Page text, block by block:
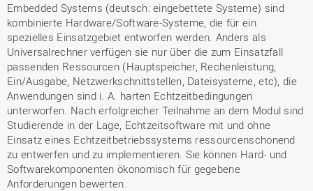
Embedded Systems (deutsch: eingebettete Systeme) sind
kombinierte Hardware/Software-Systeme, die für ein
spezielles Einsatzgebiet entworfen werden. Anders als
Universalrechner verfügen sie nur über die zum Einsatzfall
passenden Ressourcen (Hauptspeicher, Rechenleistung,
Ein/Ausgabe, Netzwerkschnittstellen, Dateisysteme, etc), die
Anwendungen sind i. A. harten Echtzeitbedingungen
unterworfen. Nach erfolgreicher Teilnahme an dem Modul sind
Studierende in der Lage, Echtzeitsoftware mit und ohne
Einsatz eines Echtzeitbetriebssystems ressourcenschonend
zu entwerfen und zu implementieren. Sie können Hard- und
Softwarekomponenten ökonomisch für gegebene
Anforderungen bewerten.